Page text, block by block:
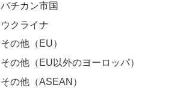
バチカン市国
ウクライナ
その他（EU）
その他（EU以外のヨーロッパ）
その他（ASEAN）